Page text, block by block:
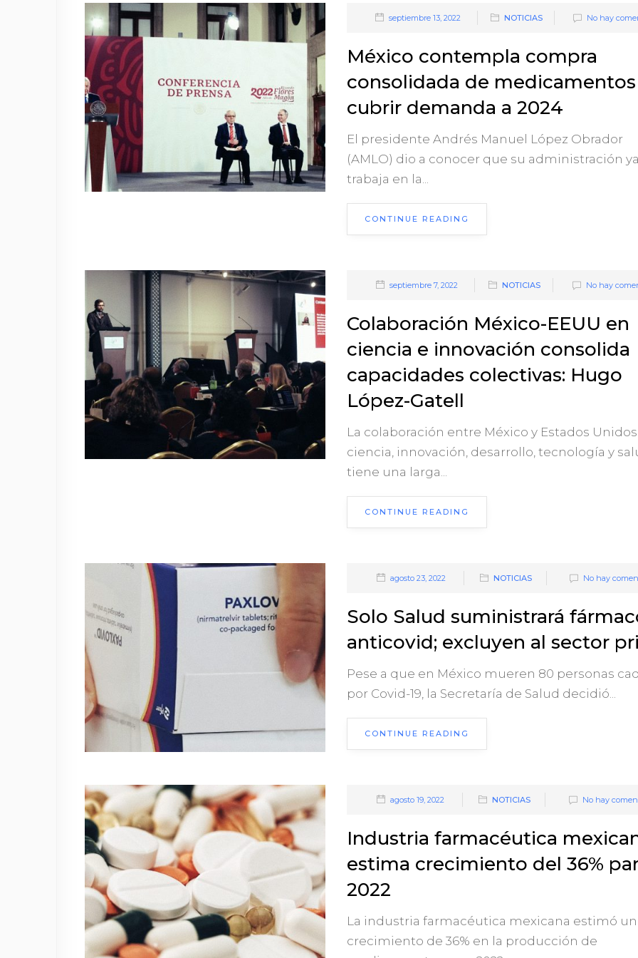
septiembre 13, 2022 NOTICIAS No hay
México contempla compra
consolidada de medicamentos
cubrir demanda a 2024
El presidente Andrés Manuel López Obrador
(AMLO) dio a conocer que su administración
trabaja en la...
CONTINUE READING
septiembre 7, 2022 NOTICIAS No hay
Colaboración México-EEUU en
ciencia e innovación consolida
capacidades colectivas: Hugo
López-Gatell
La colaboración entre México y Estados
ciencia, innovación, desarrollo, tecnología y
tiene una larga...
CONTINUE READING
agosto 23, 2022 NOTICIAS No hay
Solo Salud suministrará
anticovid; excluyen al sector
Pese a que en México mueren 80 personas
por Covid-19, la Secretaría de Salud decidió...
CONTINUE READING
agosto 19, 2022 NOTICIAS No hay
Industria farmacéutica
estima crecimiento del 36%
2022
La industria farmacéutica mexicana estimó un
crecimiento de 36% en la producción de